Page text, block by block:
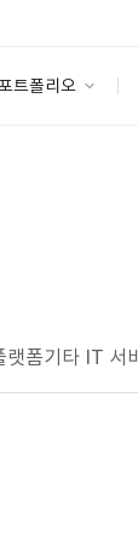
트폴리오
랫폼기타 IT 서